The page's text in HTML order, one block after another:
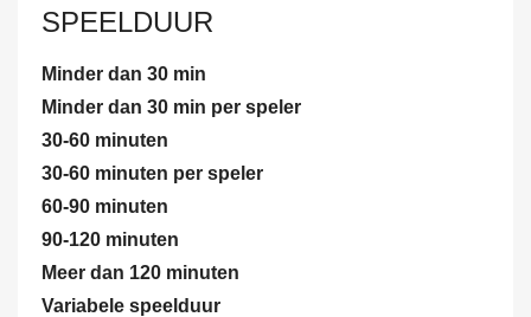
SPEELDUUR
Minder dan 30 min
Minder dan 30 min per speler
30-60 minuten
30-60 minuten per speler
60-90 minuten
90-120 minuten
Meer dan 120 minuten
Variabele speelduur